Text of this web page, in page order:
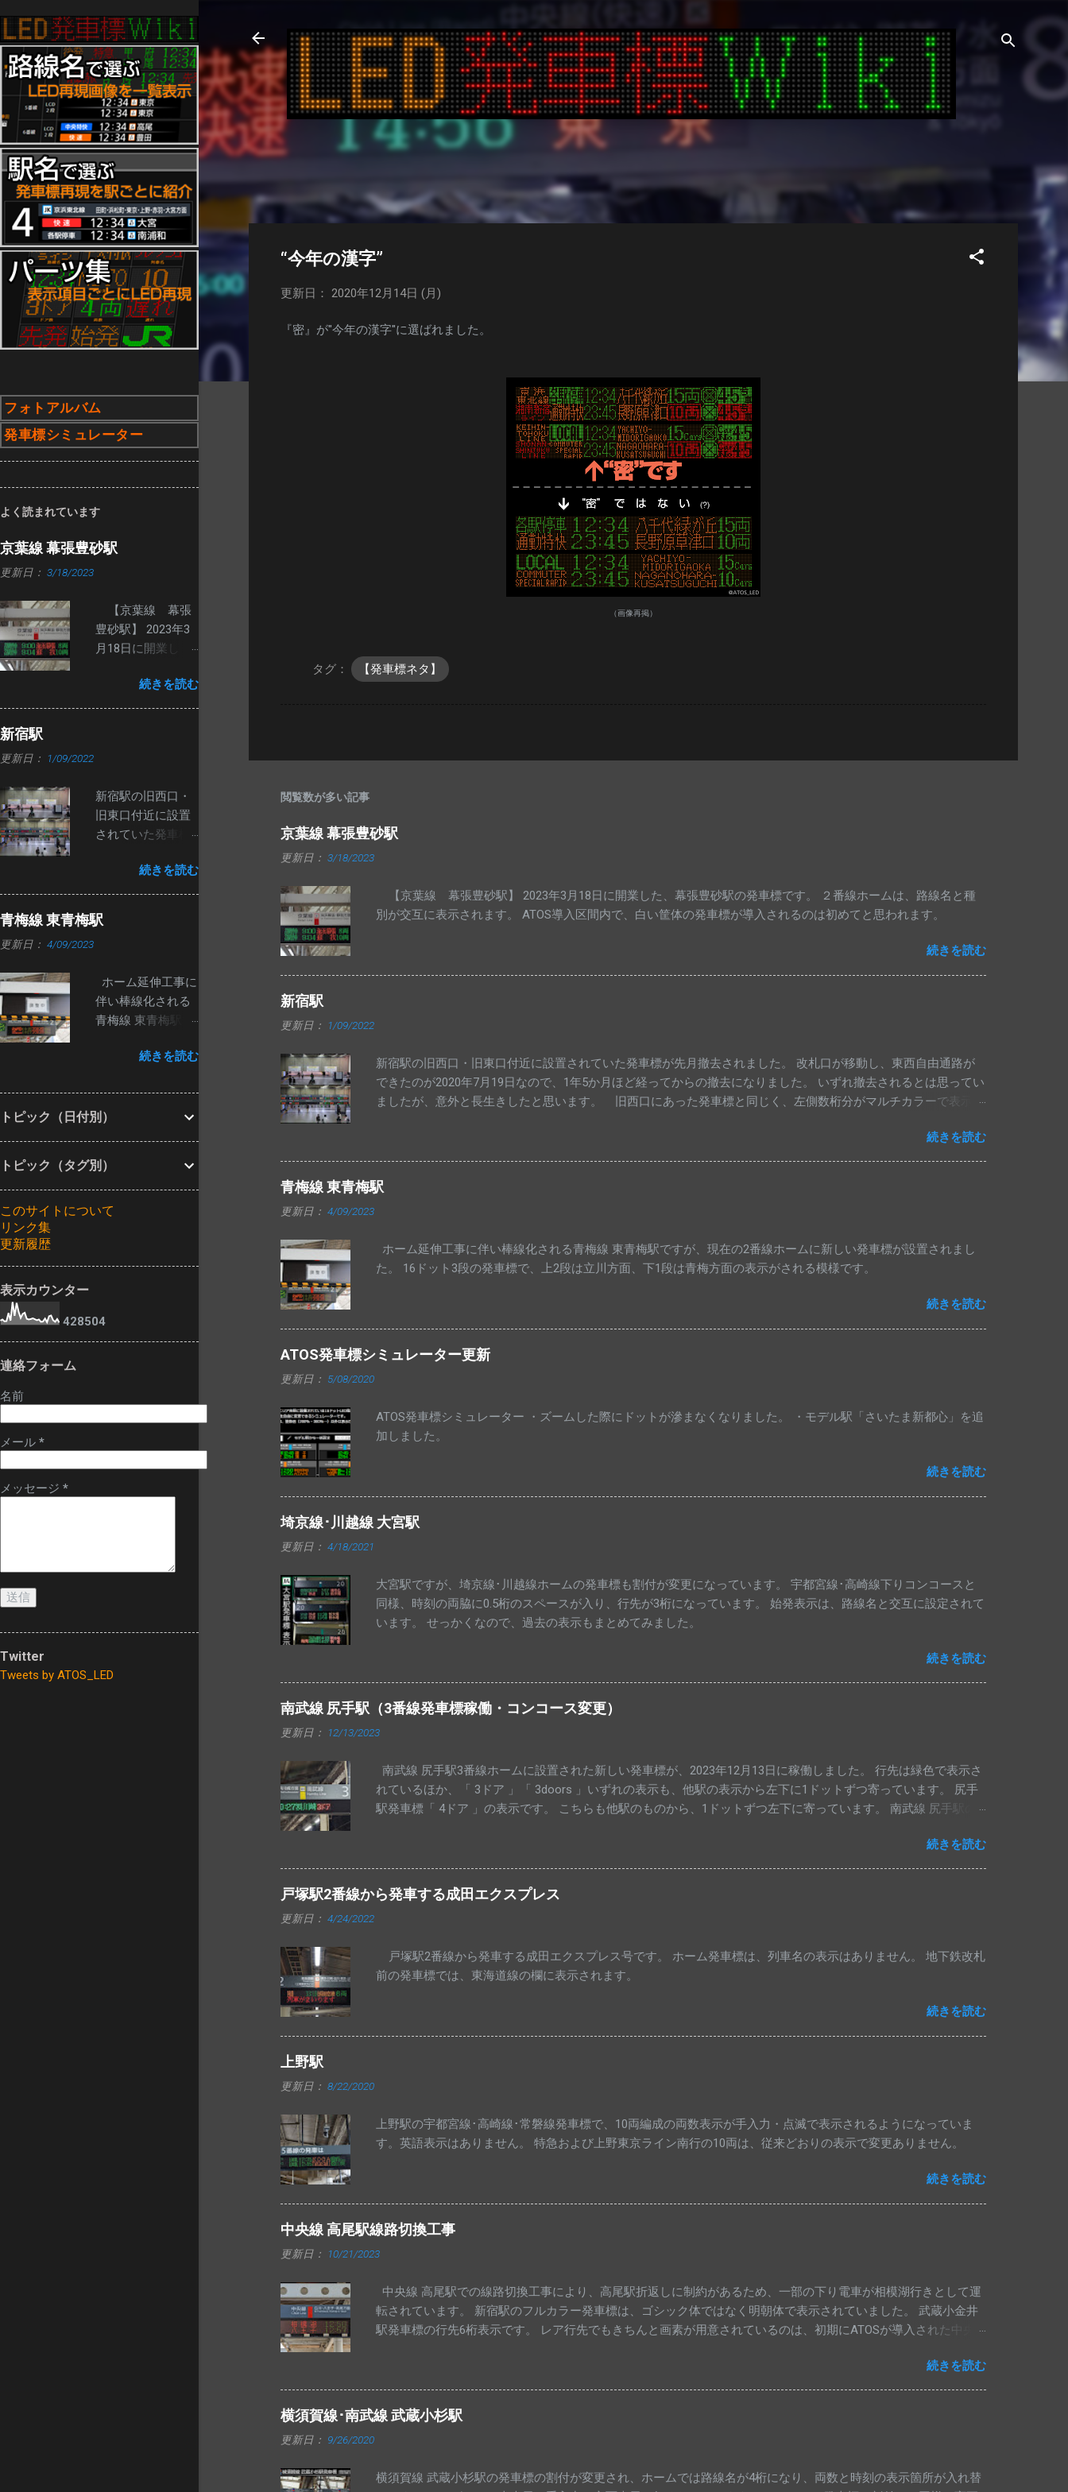
“今年の漢字”
更新日： 2020年12月14日 (月)
『密』が"今年の漢字"に選ばれました。
（画像再掲）
タグ： 【発車標ネタ】
閲覧数が多い記事
京葉線 幕張豊砂駅
更新日： 3/18/2023
【京葉線 幕張豊砂駅】 2023年3月18日に開業した、幕張豊砂駅の発車標です。 ２番線ホームは、路線名と種
別が交互に表示されます。 ATOS導入区間内で、白い筐体の発車標が導入されるのは初めてと思われます。
続きを読む
新宿駅
更新日： 1/09/2022
新宿駅の旧西口・旧東口付近に設置されていた発車標が先月撤去されました。 改札口が移動し、東西自由通路が
できたのが2020年7月19日なので、1年5か月ほど経ってからの撤去になりました。 いずれ撤去されるとは思ってい
ましたが、意外と長生きしたと思います。 旧西口にあった発車標と同じく、左側数桁分がマルチカラーで表示さ
以前のものだったので、その後の交換と思われます。 中央･総武各駅停車・中央線快速・埼京線下りの発車標は変
更ありません。 交換された発車標は、今までのように一部マルチカラー仕様にはなっていません。
続きを読む
青梅線 東青梅駅
更新日： 4/09/2023
ホーム延伸工事に伴い棒線化される青梅線 東青梅駅ですが、現在の2番線ホームに新しい発車標が設置されまし
た。 16ドット3段の発車標で、上2段は立川方面、下1段は青梅方面の表示がされる模様です。
続きを読む
ATOS発車標シミュレーター更新
更新日： 5/08/2020
ATOS発車標シミュレーター ・ズームした際にドットが滲まなくなりました。 ・モデル駅「さいたま新都心」を追
加しました。
続きを読む
埼京線･川越線 大宮駅
更新日： 4/18/2021
大宮駅ですが、埼京線･川越線ホームの発車標も割付が変更になっています。 宇都宮線･高崎線下りコンコースと
同様、時刻の両脇に0.5桁のスペースが入り、行先が3桁になっています。 始発表示は、路線名と交互に設定されて
います。 せっかくなので、過去の表示もまとめてみました。
続きを読む
南武線 尻手駅（3番線発車標稼働・コンコース変更）
更新日： 12/13/2023
南武線 尻手駅3番線ホームに設置された新しい発車標が、2023年12月13日に稼働しました。 行先は緑色で表示さ
れているほか、「 3ドア 」「 3doors 」いずれの表示も、他駅の表示から左下に1ドットずつ寄っています。 尻手
駅発車標「 4ドア 」の表示です。 こちらも他駅のものから、1ドットずつ左下に寄っています。 南武線 尻手駅の
きの先発列車で固定になっているものと思われます。 手入力の「 八丁畷・浜川崎方面 」とナンバリング[ JN54 ]も
表示されています。
続きを読む
戸塚駅2番線から発車する成田エクスプレス
更新日： 4/24/2022
戸塚駅2番線から発車する成田エクスプレス号です。 ホーム発車標は、列車名の表示はありません。 地下鉄改札
前の発車標では、東海道線の欄に表示されます。
続きを読む
上野駅
更新日： 8/22/2020
上野駅の宇都宮線･高崎線･常磐線発車標で、10両編成の両数表示が手入力・点滅で表示されるようになっていま
す。英語表示はありません。 特急および上野東京ライン南行の10両は、従来どおりの表示で変更ありません。
続きを読む
中央線 高尾駅線路切換工事
更新日： 10/21/2023
中央線 高尾駅での線路切換工事により、高尾駅折返しに制約があるため、一部の下り電車が相模湖行きとして運
転されています。 新宿駅のフルカラー発車標は、ゴシック体ではなく明朝体で表示されていました。 武蔵小金井
駅発車標の行先6桁表示です。 レア行先でもきちんと画素が用意されているのは、初期にATOSが導入された中央
後となります。 写真は東京・神田駅の発車標です。 高尾駅 高圧電気設備工事のため、中央線上りの一部列車が相
模湖止まりとなっています。 写真は、大月・猿橋・上野原駅の発車標です。 四方津駅の発車標では、相模湖行き
と富士山・河口湖行きの並びが見られました。 中央線 高尾駅線路切換工事のため、中央線の上り特急列車は、行
先を高尾に変更して運転しています。 東京方面への直通快速も高尾止まりとなっていますが、種別は変更されて
め、珍しいものとなっています。
続きを読む
横須賀線･南武線 武蔵小杉駅
更新日： 9/26/2020
横須賀線 武蔵小杉駅の発車標の割付が変更され、ホームでは路線名が4桁になり、両数と時刻の表示箇所が入れ替
フォトアルバム
発車標シミュレーター
よく読まれています
京葉線 幕張豊砂駅
更新日： 3/18/2023
【京葉線 幕張
豊砂駅】 2023年3
月18日に開業し
発車標です。 ２番
線ホームは、路線
車標が導入される
のは初めてと思わ
れます。
続きを読む
新宿駅
更新日： 1/09/2022
新宿駅の旧西口・
旧東口付近に設置
されていた発車標
した。 改札口が移
動し、東西自由通
路ができたのが
2020年7月19日な
去になりました。
いずれ撤去される
とは思っていまし
きしたと思いま
く、左側数桁分が
マルチカラーで表
示される中央西改
ン等一部が新しい
われます。 中央･
更ありません。 交
換された発車標
いません。
続きを読む
青梅線 東青梅駅
更新日： 4/09/2023
ホーム延伸工事に
伴い棒線化される
青梅線 東青梅駅で
ホームに新しい発
した。 16ドット3
段の発車標で、上2
示がされる模様で
す。
続きを読む
トピック（日付別）
トピック（タグ別）
このサイトについて
リンク集
更新履歴
表示カウンター
428504
連絡フォーム
名前
メール *
メッセージ *
Twitter
Tweets by ATOS_LED